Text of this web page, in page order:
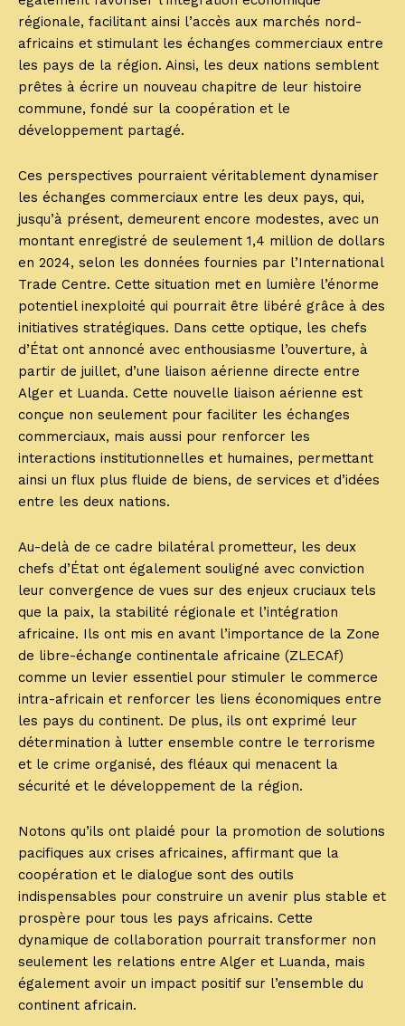
régionale, facilitant ainsi l’accès aux marchés nord-
africains et stimulant les échanges commerciaux entre
les pays de la région. Ainsi, les deux nations semblent
prêtes à écrire un nouveau chapitre de leur histoire
commune, fondé sur la coopération et le
développement partagé.
Ces perspectives pourraient véritablement dynamiser
les échanges commerciaux entre les deux pays, qui,
jusqu’à présent, demeurent encore modestes, avec un
montant enregistré de seulement 1,4 million de dollars
en 2024, selon les données fournies par l’International
Trade Centre. Cette situation met en lumière l’énorme
potentiel inexploité qui pourrait être libéré grâce à des
initiatives stratégiques. Dans cette optique, les chefs
d’État ont annoncé avec enthousiasme l’ouverture, à
partir de juillet, d’une liaison aérienne directe entre
Alger et Luanda. Cette nouvelle liaison aérienne est
conçue non seulement pour faciliter les échanges
commerciaux, mais aussi pour renforcer les
interactions institutionnelles et humaines, permettant
ainsi un flux plus fluide de biens, de services et d’idées
entre les deux nations.
Au-delà de ce cadre bilatéral prometteur, les deux
chefs d’État ont également souligné avec conviction
leur convergence de vues sur des enjeux cruciaux tels
que la paix, la stabilité régionale et l’intégration
africaine. Ils ont mis en avant l’importance de la Zone
de libre-échange continentale africaine (ZLECAf)
comme un levier essentiel pour stimuler le commerce
intra-africain et renforcer les liens économiques entre
les pays du continent. De plus, ils ont exprimé leur
détermination à lutter ensemble contre le terrorisme
et le crime organisé, des fléaux qui menacent la
sécurité et le développement de la région.
Notons qu’ils ont plaidé pour la promotion de solutions
pacifiques aux crises africaines, affirmant que la
coopération et le dialogue sont des outils
indispensables pour construire un avenir plus stable et
prospère pour tous les pays africains. Cette
dynamique de collaboration pourrait transformer non
seulement les relations entre Alger et Luanda, mais
également avoir un impact positif sur l’ensemble du
continent africain.